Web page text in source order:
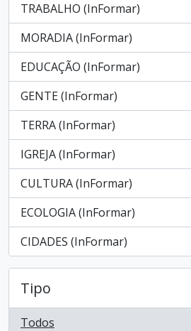
TRABALHO (InFormar)
, 3301 resultados
MORADIA (InFormar)
, 1507 resultados
EDUCAÇÃO (InFormar)
, 1077 resultados
GENTE (InFormar)
, 1063 resultados
TERRA (InFormar)
, 944 resultados
IGREJA (InFormar)
, 901 resultados
CULTURA (InFormar)
, 630 resultados
ECOLOGIA (InFormar)
, 572 resultados
CIDADES (InFormar)
, 545 resultados
Tipo
Todos